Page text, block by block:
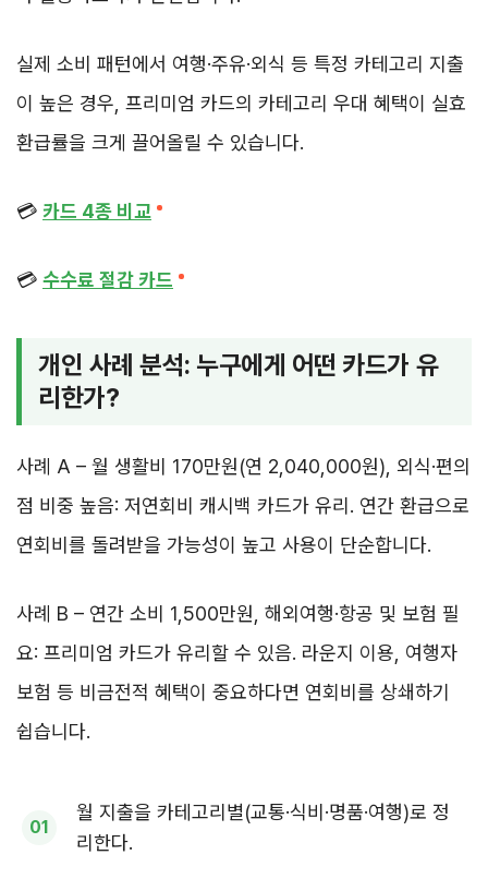
실제 소비 패턴에서 여행·주유·외식 등 특정 카테고리 지출
이 높은 경우, 프리미엄 카드의 카테고리 우대 혜택이 실효
환급률을 크게 끌어올릴 수 있습니다.
💳 카드 4종 비교
💳 수수료 절감 카드
개인 사례 분석: 누구에게 어떤 카드가 유
리한가?
사례 A – 월 생활비 170만원(연 2,040,000원), 외식·편의
점 비중 높음: 저연회비 캐시백 카드가 유리. 연간 환급으로
연회비를 돌려받을 가능성이 높고 사용이 단순합니다.
사례 B – 연간 소비 1,500만원, 해외여행·항공 및 보험 필
요: 프리미엄 카드가 유리할 수 있음. 라운지 이용, 여행자
보험 등 비금전적 혜택이 중요하다면 연회비를 상쇄하기
쉽습니다.
월 지출을 카테고리별(교통·식비·명품·여행)로 정
리한다.